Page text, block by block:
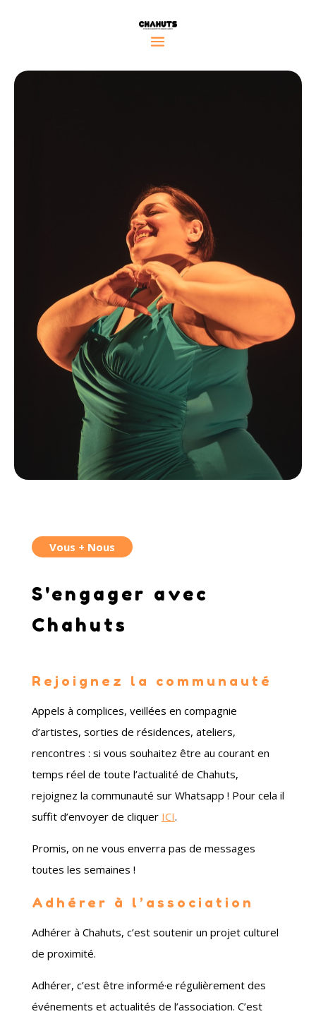
Vous + Nous
S'engager avec
Chahuts
Rejoignez la communauté
Appels à complices, veillées en compagnie
d’artistes, sorties de résidences, ateliers,
rencontres : si vous souhaitez être au courant en
temps réel de toute l’actualité de Chahuts,
rejoignez la communauté sur Whatsapp ! Pour cela il
suffit d’envoyer de cliquer ICI.
Promis, on ne vous enverra pas de messages
toutes les semaines !
Adhérer à l’association
Adhérer à Chahuts, c’est soutenir un projet culturel
de proximité.
Adhérer, c’est être informé·e régulièrement des
événements et actualités de l’association. C’est